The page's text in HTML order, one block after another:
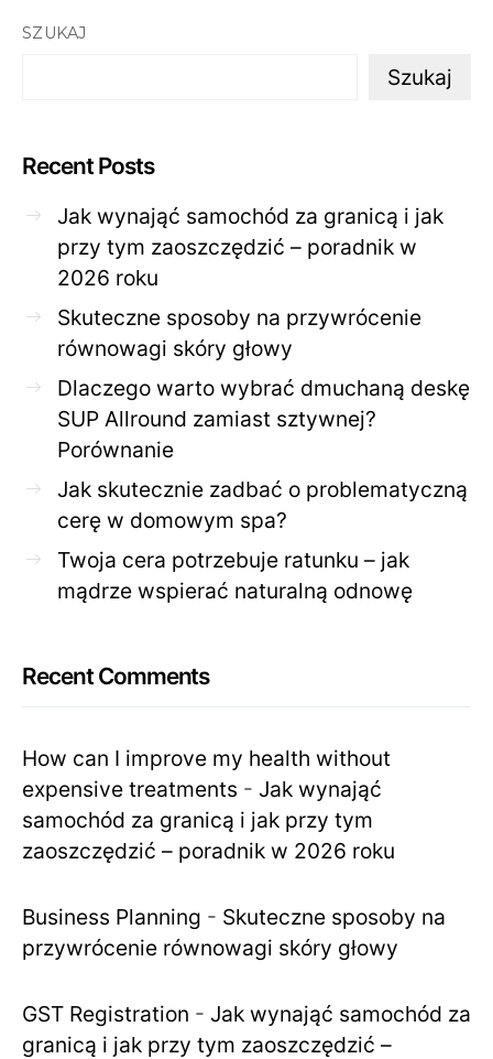
SZUKAJ
Szukaj
Recent Posts
Jak wynająć samochód za granicą i jak
przy tym zaoszczędzić – poradnik w
2026 roku
Skuteczne sposoby na przywrócenie
równowagi skóry głowy
Dlaczego warto wybrać dmuchaną deskę
SUP Allround zamiast sztywnej?
Porównanie
Jak skutecznie zadbać o problematyczną
cerę w domowym spa?
Twoja cera potrzebuje ratunku – jak
mądrze wspierać naturalną odnowę
Recent Comments
How can I improve my health without
expensive treatments - Jak wynająć
samochód za granicą i jak przy tym
zaoszczędzić – poradnik w 2026 roku
Business Planning - Skuteczne sposoby na
przywrócenie równowagi skóry głowy
GST Registration - Jak wynająć samochód za
granicą i jak przy tym zaoszczędzić –